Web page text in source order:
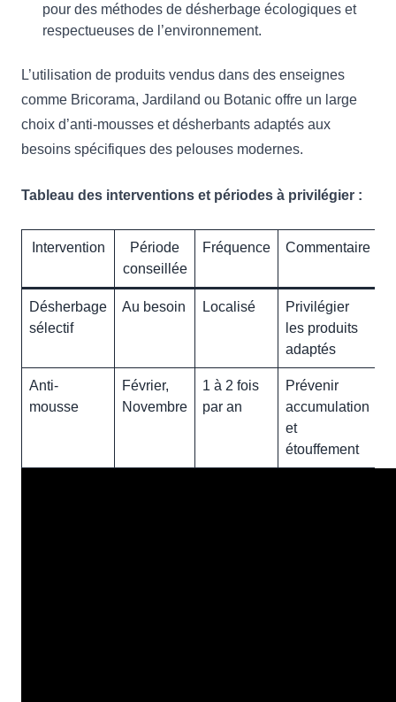
pour des méthodes de désherbage écologiques et
respectueuses de l’environnement.
L’utilisation de produits vendus dans des enseignes
comme Bricorama, Jardiland ou Botanic offre un large
choix d’anti-mousses et désherbants adaptés aux
besoins spécifiques des pelouses modernes.
Tableau des interventions et périodes à privilégier :
Intervention
Période
conseillée
Fréquence Commentaire
Désherbage
sélectif
Au besoin Localisé
Privilégier
les produits
adaptés
Anti-
mousse
Février,
Novembre
1 à 2 fois
par an
Prévenir
accumulation
et
étouffement